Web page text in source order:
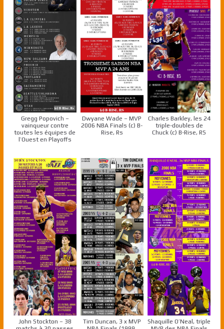
Gregg Popovich –
vainqueur contre
toutes les équipes de
l’Ouest en Playoffs
Dwyane Wade – MVP
2006 NBA Finals (c) B-
Rise, Rs
Charles Barkley, les 24
triple-doubles de
Chuck (c) B-Rise, RS
John Stockton – 38
Tim Duncan, 3 x MVP
Shaquille O’Neal, triple